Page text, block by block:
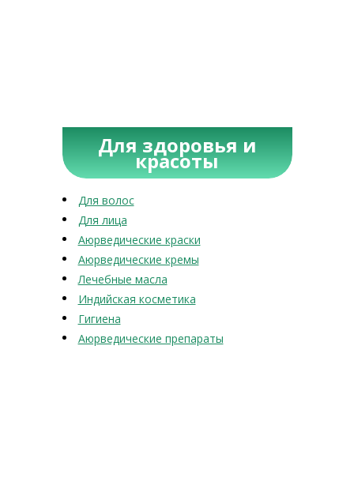
Для здоровья и
красоты
Для волос
Для лица
Аюрведические краски
Аюрведические кремы
Лечебные масла
Индийская косметика
Гигиена
Аюрведические препараты